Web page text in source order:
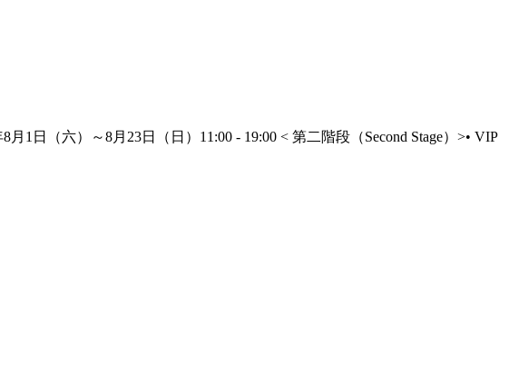
1日（六）～8月23日（日）11:00 - 19:00 < 第二階段（Second Stage）>• VIP